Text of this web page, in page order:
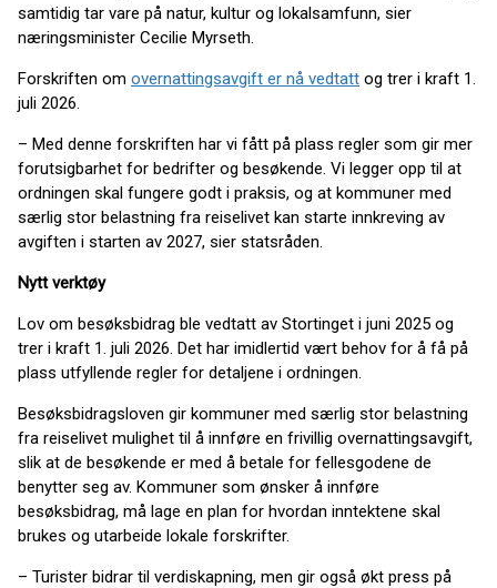
samtidig tar vare på natur, kultur og lokalsamfunn, sier
næringsminister Cecilie Myrseth.
Forskriften om overnattingsavgift er nå vedtatt og trer i kraft 1.
juli 2026.
– Med denne forskriften har vi fått på plass regler som gir mer
forutsigbarhet for bedrifter og besøkende. Vi legger opp til at
ordningen skal fungere godt i praksis, og at kommuner med
særlig stor belastning fra reiselivet kan starte innkreving av
avgiften i starten av 2027, sier statsråden.
Nytt verktøy
Lov om besøksbidrag ble vedtatt av Stortinget i juni 2025 og
trer i kraft 1. juli 2026. Det har imidlertid vært behov for å få på
plass utfyllende regler for detaljene i ordningen.
Besøksbidragsloven gir kommuner med særlig stor belastning
fra reiselivet mulighet til å innføre en frivillig overnattingsavgift,
slik at de besøkende er med å betale for fellesgodene de
benytter seg av. Kommuner som ønsker å innføre
besøksbidrag, må lage en plan for hvordan inntektene skal
brukes og utarbeide lokale forskrifter.
– Turister bidrar til verdiskapning, men gir også økt press på